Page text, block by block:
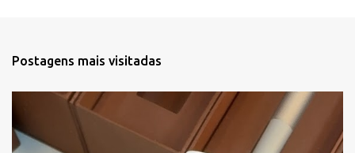
r
o
Postagens mais visitadas